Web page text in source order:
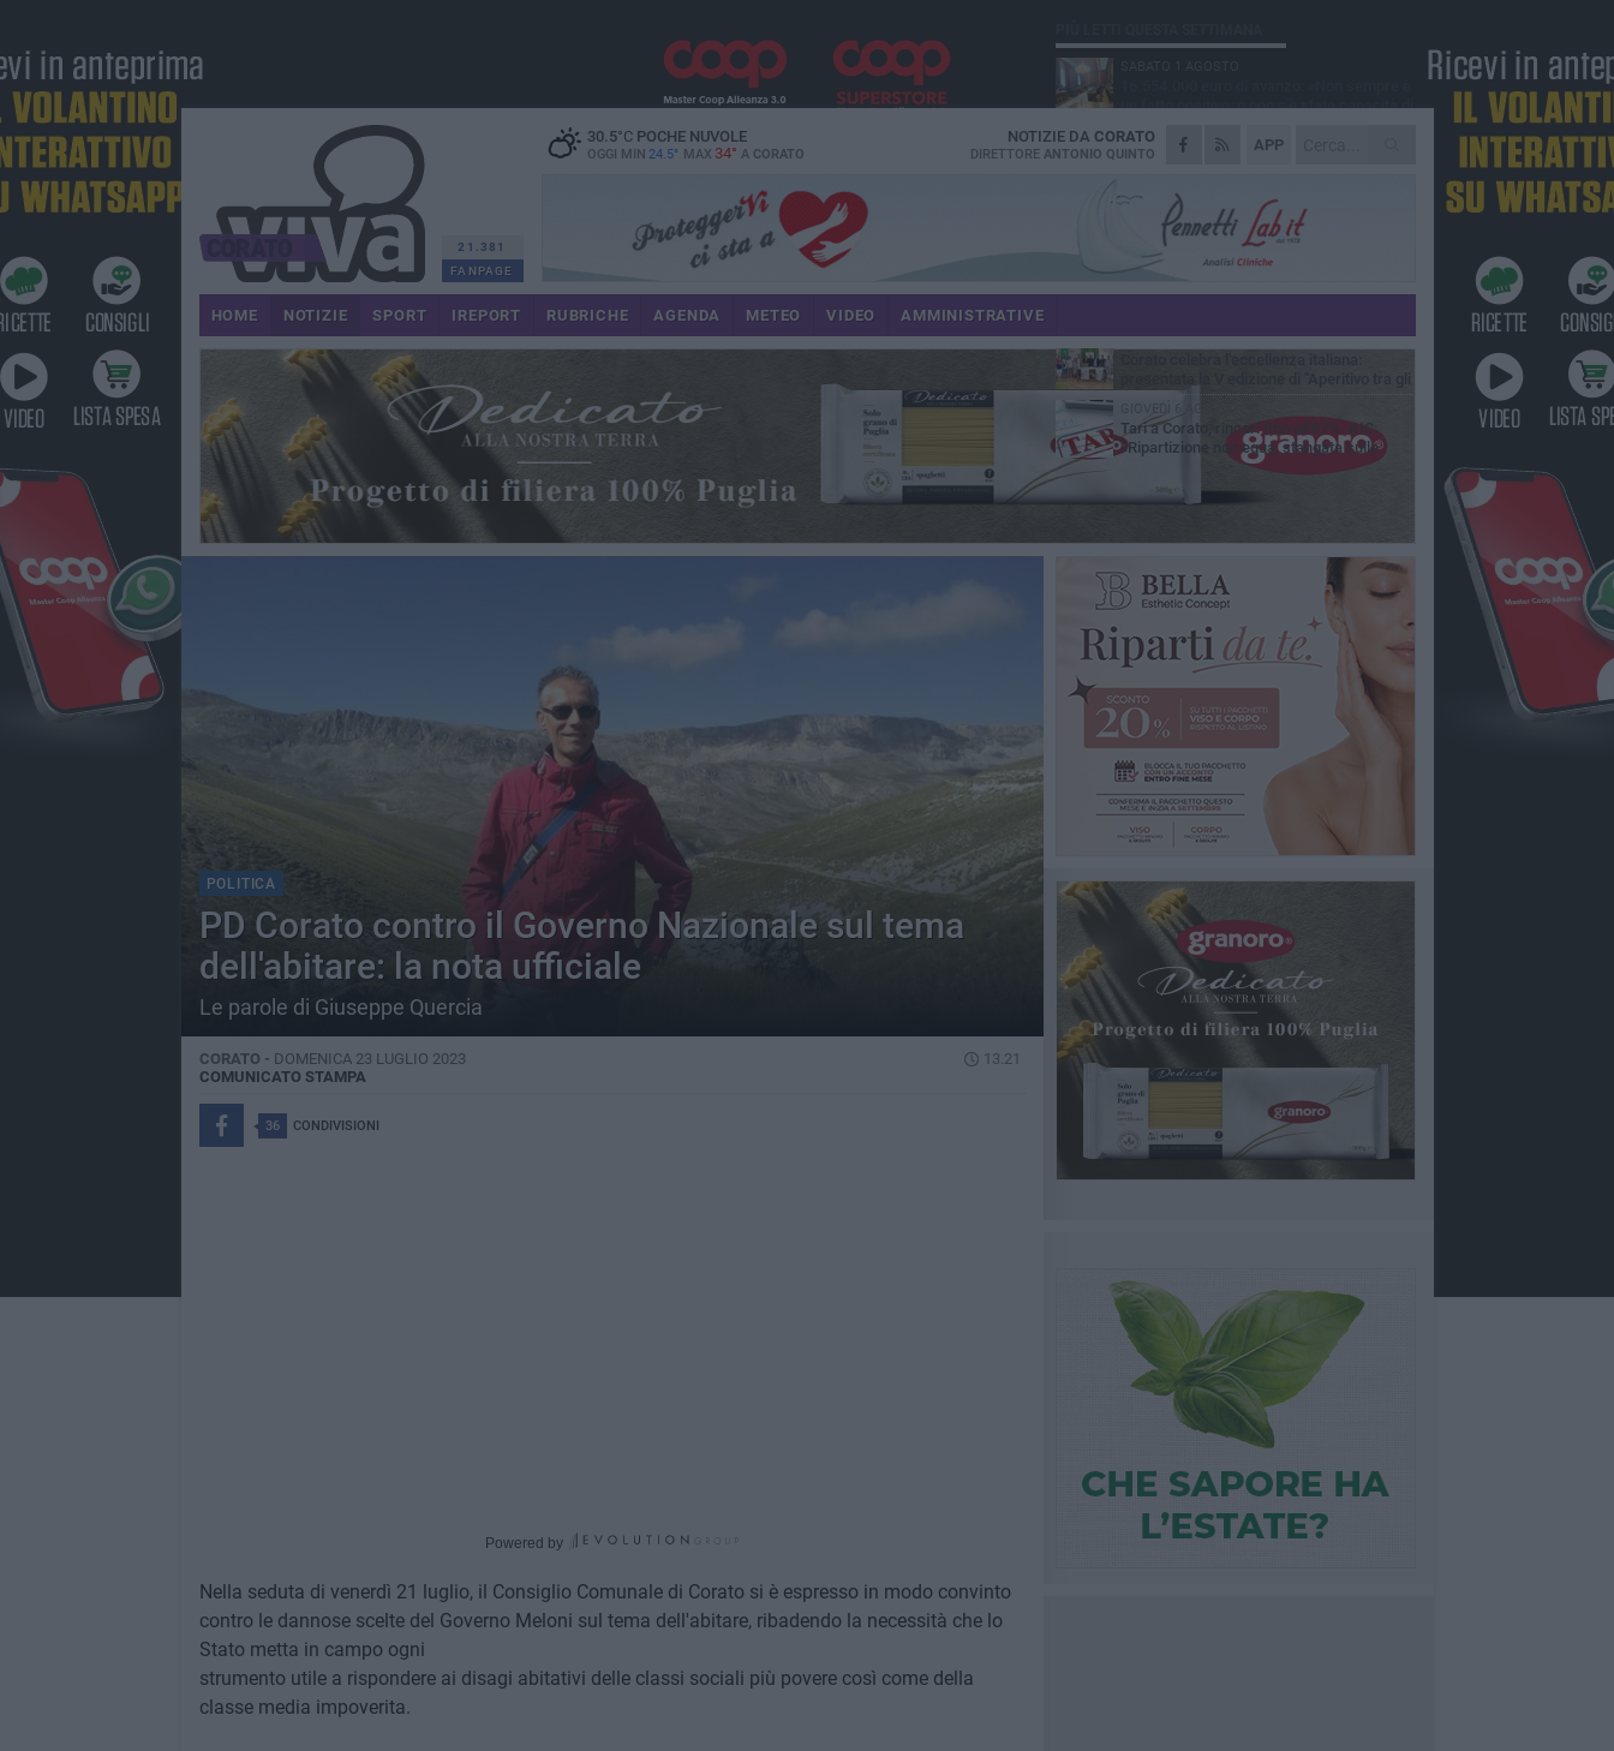
21.381
FANPAGE
30.5°CPOCHE NUVOLE
OGGI MIN 24.5° MAX 34° A CORATO
APP
NOTIZIE DA CORATO
DIRETTORE ANTONIO QUINTO
HOME NOTIZIE SPORT IREPORT RUBRICHE AGENDA METEO VIDEO AMMINISTRATIVE
POLITICA
PD Corato contro il Governo Nazionale sul tema
dell'abitare: la nota ufficiale
Le parole di Giuseppe Quercia
CORATO - DOMENICA 23 LUGLIO 2023
13.21
COMUNICATO STAMPA
36 CONDIVISIONI
Powered by
Nella seduta di venerdì 21 luglio, il Consiglio Comunale di Corato si è espresso in modo convinto
contro le dannose scelte del Governo Meloni sul tema dell'abitare, ribadendo la necessità che lo
Stato metta in campo ogni
strumento utile a rispondere ai disagi abitativi delle classi sociali più povere così come della
classe media impoverita.
un fatto positivo: o non c'è stata capacità di
MERCOLEDÌ 5 AGOSTO
Chiuso momentaneamente distributore di
SABATO 1 AGOSTO
Centro storico, l'assessore Marcone
risponde agli esercenti: «Siamo ai nastri di
GIOVEDÌ 6 AGOSTO
Gelato di San Domenico: il gusto che
MERCOLEDÌ 5 AGOSTO
Tari a Corato, rincari fino all'87%. AIC:
«Ripartizione non equa, stangata sulle
imprese»